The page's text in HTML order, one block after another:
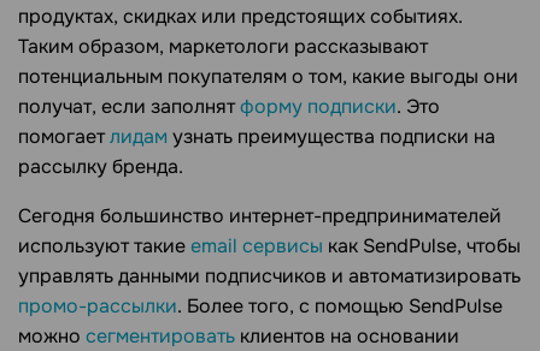
продуктах, скидках или предстоящих событиях.
Таким образом, маркетологи рассказывают
потенциальным покупателям о том, какие выгоды они
получат, если заполнятформу подписки. Это
помогаетлидам узнать преимущества подписки на
рассылку бренда.
Сегодня большинство интернет-предпринимателей
используют такиеemail сервисы как SendPulse, чтобы
управлять данными подписчиков и автоматизировать
промо-рассылки. Более того, с помощью SendPulse
можно сегментировать клиентов на основании